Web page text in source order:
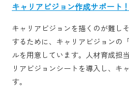
キャリアビジョン作成サポート！
キャリアビジョンを描くのが難し
するために、キャリアビジョンの
ルを用意しています。人材育成担
リアビジョンシートを導入し、キ
す。